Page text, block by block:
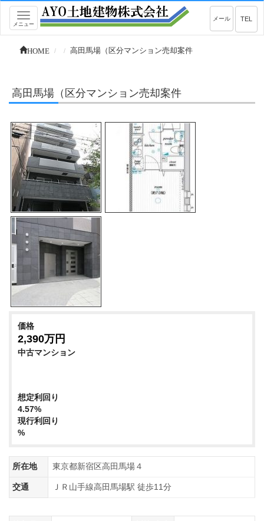
Toggle
navigation
メニュー
TEL
メール
HOME 高田馬場（区分マンション売却案件
高田馬場（区分マンション売却案件
価格
2,390万円
中古マンション
想定利回り
4.57%
現行利回り
%
所在地 東京都新宿区高田馬場４
交通 ＪＲ山手線高田馬場駅 徒歩11分